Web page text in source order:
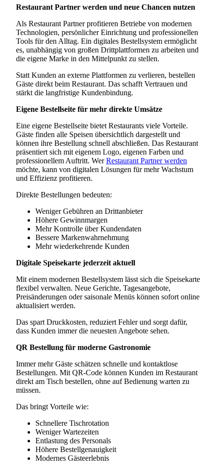
Restaurant Partner werden und neue Chancen nutzen
Als Restaurant Partner profitieren Betriebe von modernen
Technologien, persönlicher Einrichtung und professionellen
Tools für den Alltag. Ein digitales Bestellsystem ermöglicht
es, unabhängig von großen Drittplattformen zu arbeiten und
die eigene Marke in den Mittelpunkt zu stellen.
Statt Kunden an externe Plattformen zu verlieren, bestellen
Gäste direkt beim Restaurant. Das schafft Vertrauen und
stärkt die langfristige Kundenbindung.
Eigene Bestellseite für mehr direkte Umsätze
Eine eigene Bestellseite bietet Restaurants viele Vorteile.
Gäste finden alle Speisen übersichtlich dargestellt und
können ihre Bestellung schnell abschließen. Das Restaurant
präsentiert sich mit eigenem Logo, eigenen Farben und
professionellem Auftritt. WerRestaurant Partner werden
möchte, kann von digitalen Lösungen für mehr Wachstum
und Effizienz profitieren.
Direkte Bestellungen bedeuten:
Weniger Gebühren an Drittanbieter
Höhere Gewinnmargen
Mehr Kontrolle über Kundendaten
Bessere Markenwahrnehmung
Mehr wiederkehrende Kunden
Digitale Speisekarte jederzeit aktuell
Mit einem modernen Bestellsystem lässt sich die Speisekarte
flexibel verwalten. Neue Gerichte, Tagesangebote,
Preisänderungen oder saisonale Menüs können sofort online
aktualisiert werden.
Das spart Druckkosten, reduziert Fehler und sorgt dafür,
dass Kunden immer die neuesten Angebote sehen.
QR Bestellung für moderne Gastronomie
Immer mehr Gäste schätzen schnelle und kontaktlose
Bestellungen. Mit QR-Code können Kunden im Restaurant
direkt am Tisch bestellen, ohne auf Bedienung warten zu
müssen.
Das bringt Vorteile wie:
Schnellere Tischrotation
Weniger Wartezeiten
Entlastung des Personals
Höhere Bestellgenauigkeit
Modernes Gästeerlebnis